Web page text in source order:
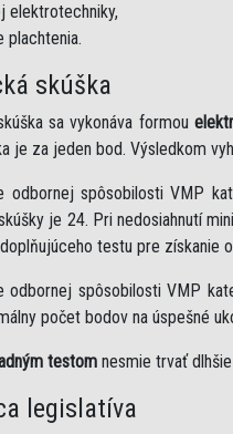
elektrotechniky,
plachtenia.
skúška
sa vykonáva formou
je za jeden bod. Výsledkom
odbornej spôsobilosti VMP
je 24. Pri nedosiahnutí
testu pre získanie
odbornej spôsobilosti VMP
počet bodov na úspešné
testom nesmie trvať
legislatíva